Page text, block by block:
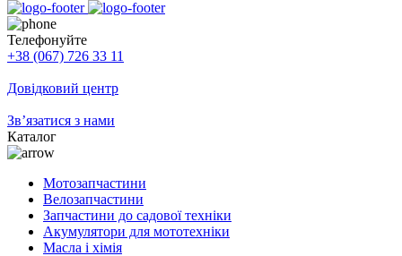
Телефонуйте
+38 (067) 726 33 11
Довідковий центр
Зв’язатися з нами
Каталог
Мотозапчастини
Велозапчастини
Запчастини до садової техніки
Акумулятори для мототехніки
Масла і хімія